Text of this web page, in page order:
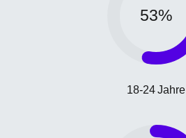
53%
18-24 Jahre